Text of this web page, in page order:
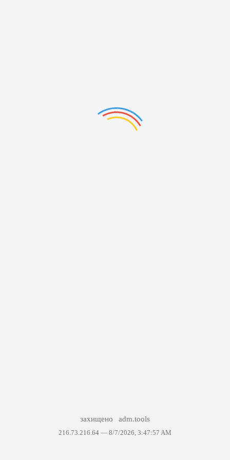
захищено adm.tools
216.73.216.64 — 8/7/2026, 3:47:57 AM